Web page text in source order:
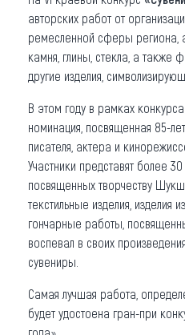
авторских работ от
ремесленной сферы региона,
камня, глины, стекла, а также
другие изделия,
В этом году в рамках
номинация, посвященная 85-
писателя, актера и
Участники представят более
посвященных творчеству
текстильные изделия, изделия
гончарные работы,
воспевал в своих
сувениры.
Самая лучшая работа,
будет удостоена гран-при